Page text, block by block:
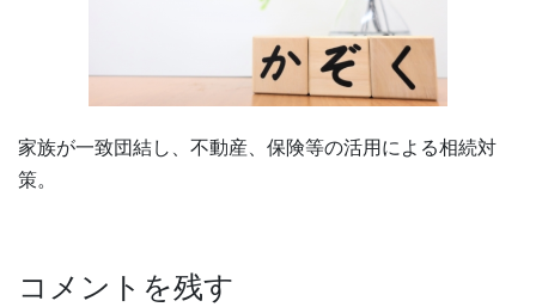
家族が一致団結し、不動産、保険等の活用による相続対
策。
コメントを残す